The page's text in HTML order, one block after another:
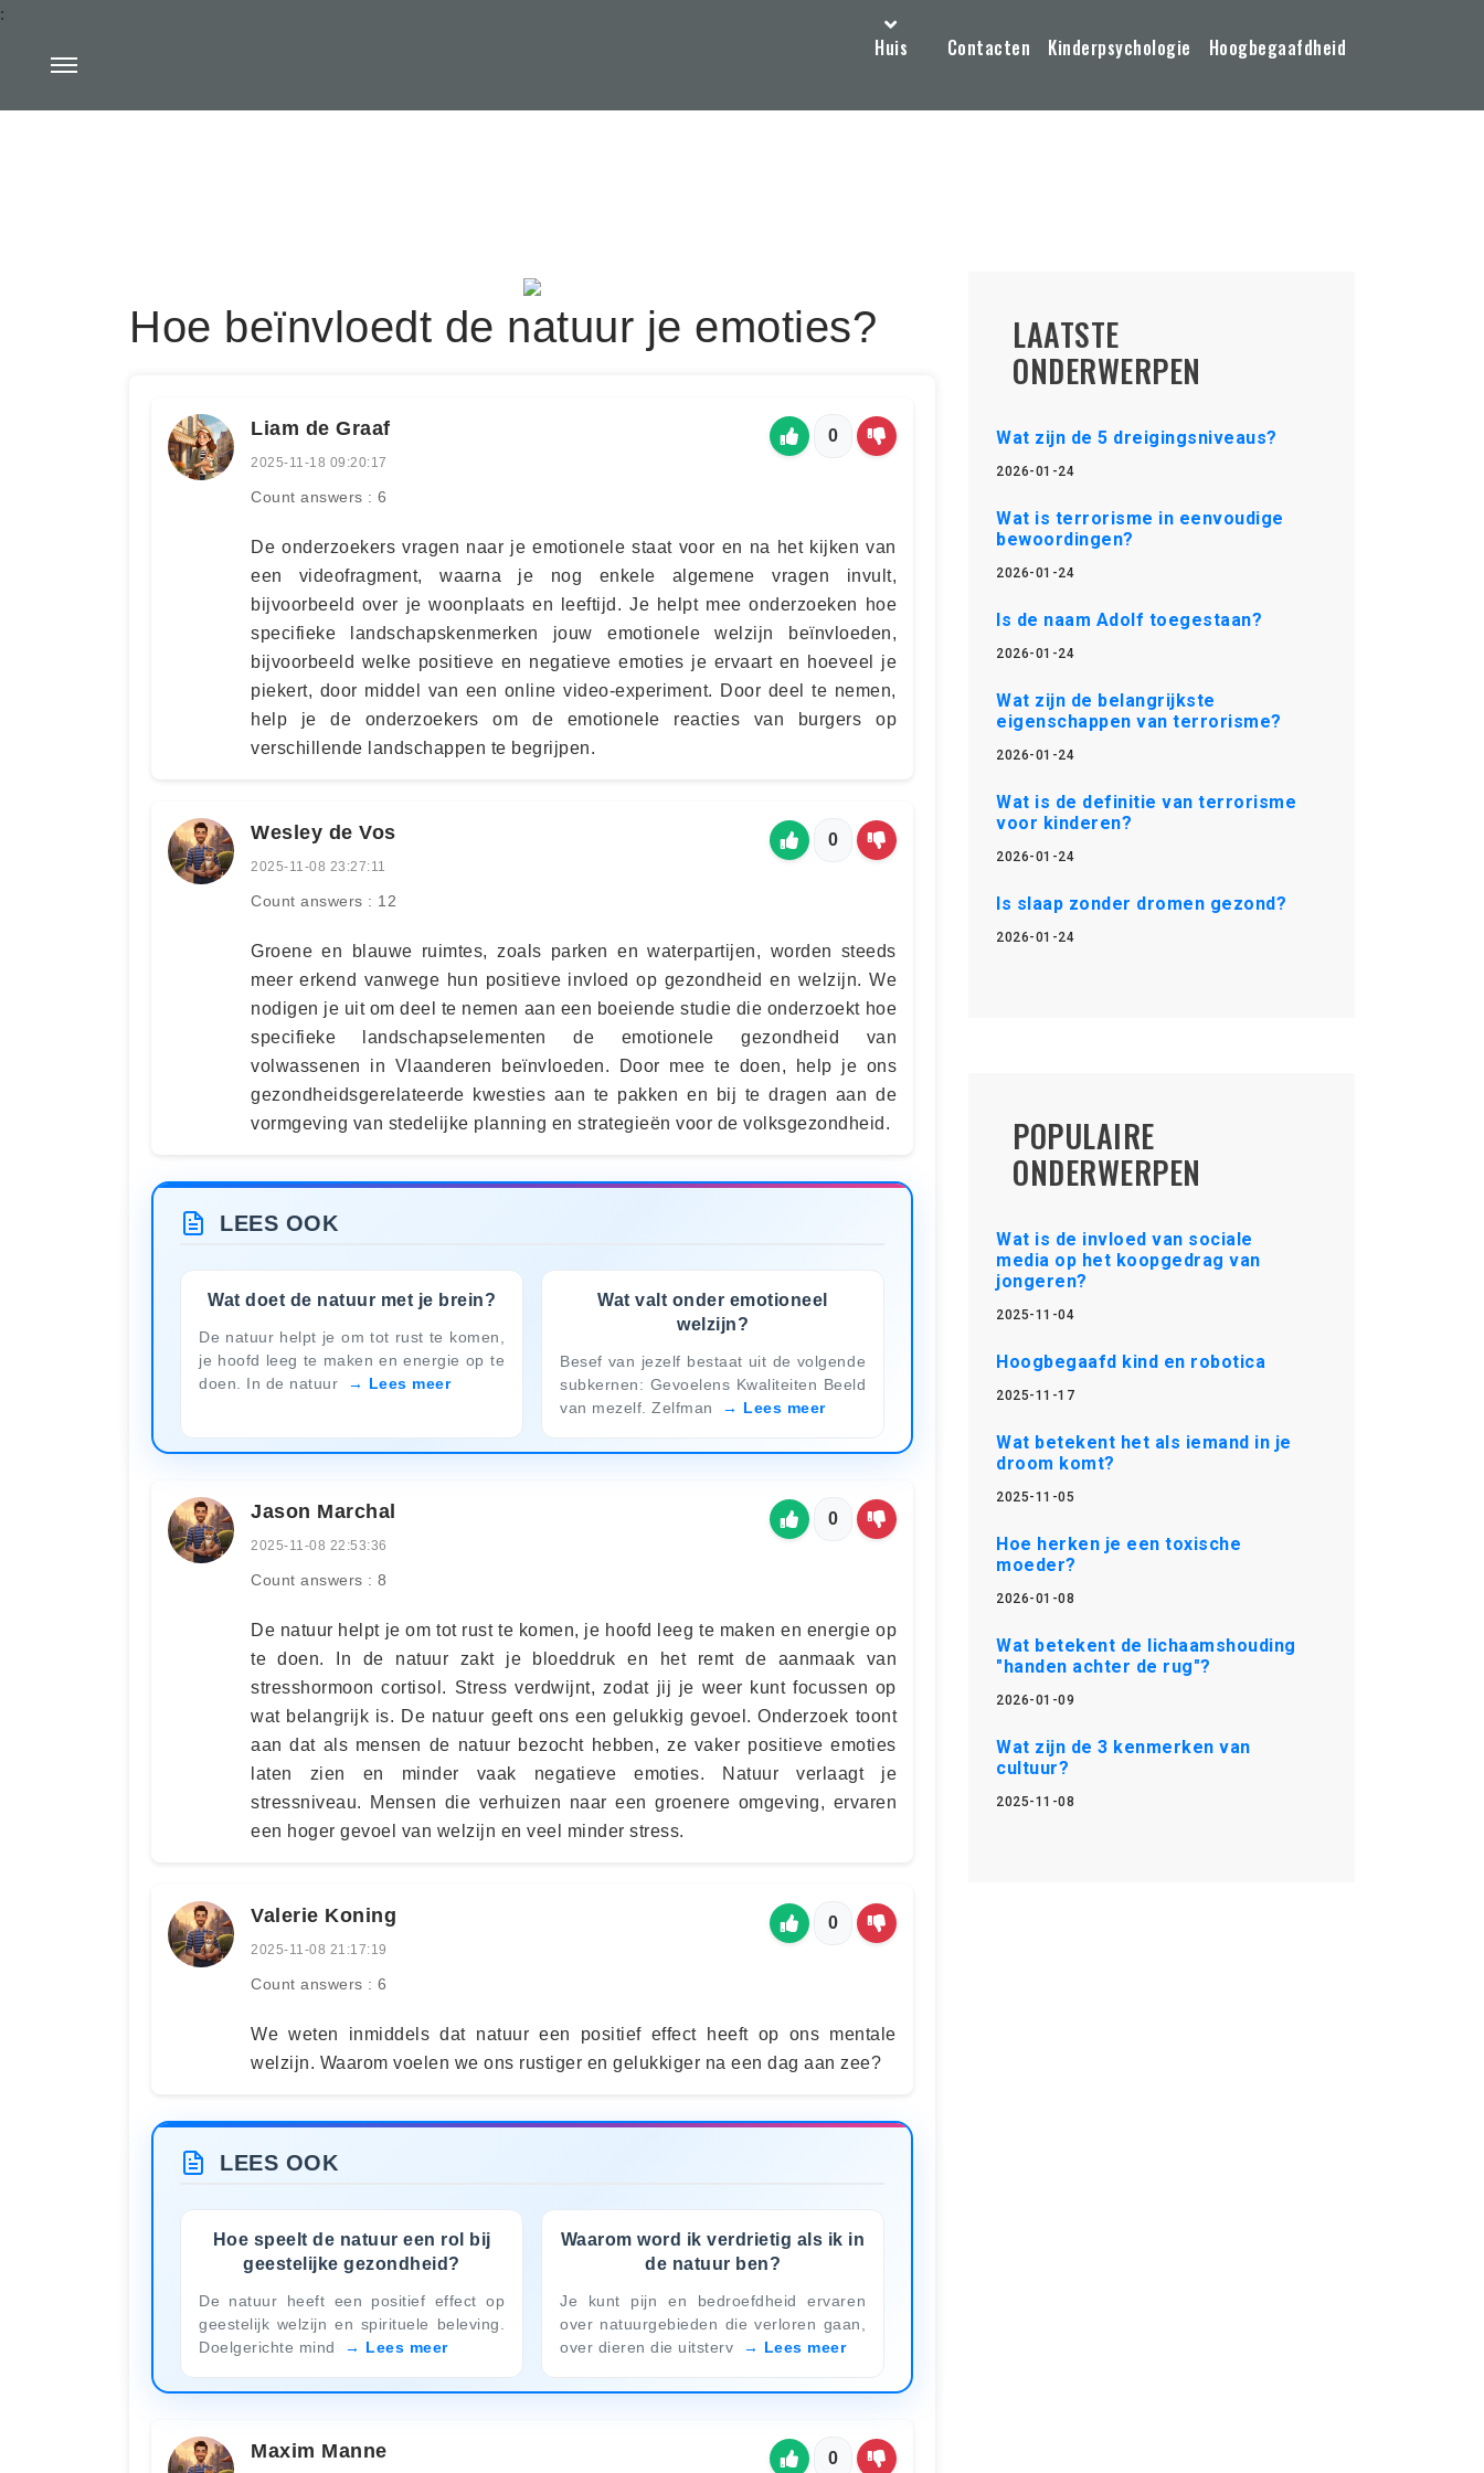
Huis Contacten Kinderpsychologie Hoogbegaafdheid
:
Hoe beïnvloedt de natuur je emoties?
Liam de Graaf
2025-11-18 09:20:17
Count answers : 6
0
De onderzoekers vragen naar je emotionele staat voor en na het kijken van
een videofragment, waarna je nog enkele algemene vragen invult,
bijvoorbeeld over je woonplaats en leeftijd. Je helpt mee onderzoeken hoe
specifieke landschapskenmerken jouw emotionele welzijn beïnvloeden,
bijvoorbeeld welke positieve en negatieve emoties je ervaart en hoeveel je
piekert, door middel van een online video-experiment. Door deel te nemen,
help je de onderzoekers om de emotionele reacties van burgers op
verschillende landschappen te begrijpen.
Wesley de Vos
2025-11-08 23:27:11
Count answers : 12
0
Groene en blauwe ruimtes, zoals parken en waterpartijen, worden steeds
meer erkend vanwege hun positieve invloed op gezondheid en welzijn. We
nodigen je uit om deel te nemen aan een boeiende studie die onderzoekt hoe
specifieke landschapselementen de emotionele gezondheid van
volwassenen in Vlaanderen beïnvloeden. Door mee te doen, help je ons
gezondheidsgerelateerde kwesties aan te pakken en bij te dragen aan de
vormgeving van stedelijke planning en strategieën voor de volksgezondheid.
LEES OOK
Wat doet de natuur met je brein?
De natuur helpt je om tot rust te komen,
je hoofd leeg te maken en energie op te
doen. In de natuur
Lees meer
Wat valt onder emotioneel
welzijn?
Besef van jezelf bestaat uit de volgende
subkernen: Gevoelens Kwaliteiten Beeld
van mezelf. Zelfman
Lees meer
Jason Marchal
2025-11-08 22:53:36
Count answers : 8
0
De natuur helpt je om tot rust te komen, je hoofd leeg te maken en energie op
te doen. In de natuur zakt je bloeddruk en het remt de aanmaak van
stresshormoon cortisol. Stress verdwijnt, zodat jij je weer kunt focussen op
wat belangrijk is. De natuur geeft ons een gelukkig gevoel. Onderzoek toont
aan dat als mensen de natuur bezocht hebben, ze vaker positieve emoties
laten zien en minder vaak negatieve emoties. Natuur verlaagt je
stressniveau. Mensen die verhuizen naar een groenere omgeving, ervaren
een hoger gevoel van welzijn en veel minder stress.
Valerie Koning
2025-11-08 21:17:19
Count answers : 6
0
We weten inmiddels dat natuur een positief effect heeft op ons mentale
welzijn. Waarom voelen we ons rustiger en gelukkiger na een dag aan zee?
LEES OOK
Hoe speelt de natuur een rol bij
geestelijke gezondheid?
De natuur heeft een positief effect op
geestelijk welzijn en spirituele beleving.
Doelgerichte mind
Lees meer
Waarom word ik verdrietig als ik in
de natuur ben?
Je kunt pijn en bedroefdheid ervaren
over natuurgebieden die verloren gaan,
over dieren die uitsterv
Lees meer
Maxim Manne 0
LAATSTE
ONDERWERPEN
Wat zijn de 5 dreigingsniveaus?
2026-01-24
Wat is terrorisme in eenvoudige
bewoordingen?
2026-01-24
Is de naam Adolf toegestaan?
2026-01-24
Wat zijn de belangrijkste
eigenschappen van terrorisme?
2026-01-24
Wat is de definitie van terrorisme
voor kinderen?
2026-01-24
Is slaap zonder dromen gezond?
2026-01-24
POPULAIRE
ONDERWERPEN
Wat is de invloed van sociale
media op het koopgedrag van
jongeren?
2025-11-04
Hoogbegaafd kind en robotica
2025-11-17
Wat betekent het als iemand in je
droom komt?
2025-11-05
Hoe herken je een toxische
moeder?
2026-01-08
Wat betekent de lichaamshouding
"handen achter de rug"?
2026-01-09
Wat zijn de 3 kenmerken van
cultuur?
2025-11-08